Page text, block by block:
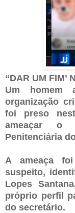
“DAR UM FIM’
Um homem
organização
foi preso
ameaçar o
Penitenciária
A ameaça
suspeito,
Lopes
próprio perfil
do secretário.